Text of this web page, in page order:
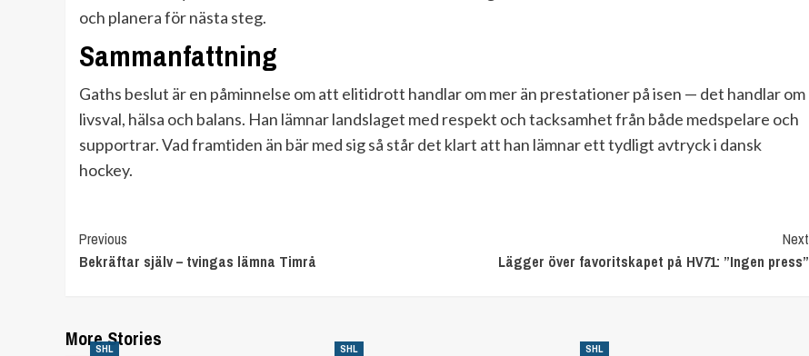
och planera för nästa steg.
Sammanfattning
Gaths beslut är en påminnelse om att elitidrott handlar om mer än prestationer på isen — det handlar om
livsval, hälsa och balans. Han lämnar landslaget med respekt och tacksamhet från både medspelare och
supportrar. Vad framtiden än bär med sig så står det klart att han lämnar ett tydligt avtryck i dansk
hockey.
Continue
Reading
Previous
Bekräftar själv – tvingas lämna Timrå
Next
Lägger över favoritskapet på HV71: ”Ingen press”
More Stories
SHL SHL SHL